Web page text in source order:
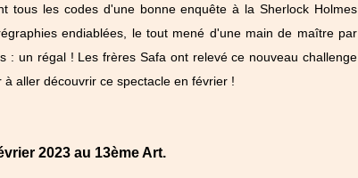
tous les codes d'une bonne enquête à la Sherlock Holmes
endiablées, le tout mené d'une main de maître par
: un régal ! Les frères Safa ont relevé ce nouveau challenge
aller découvrir ce spectacle en février !
2023 au 13ème Art.